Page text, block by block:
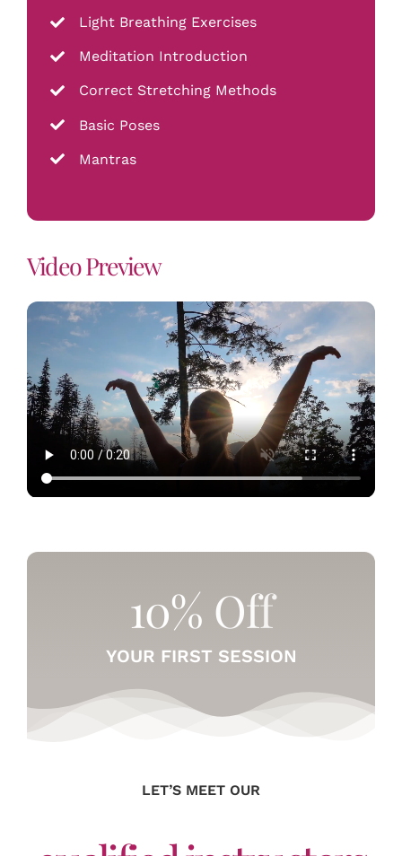
Light Breathing Exercises
Meditation Introduction
Correct Stretching Methods
Basic Poses
Mantras
Video Preview
YOUR FIRST SESSION
LET’S MEET OUR